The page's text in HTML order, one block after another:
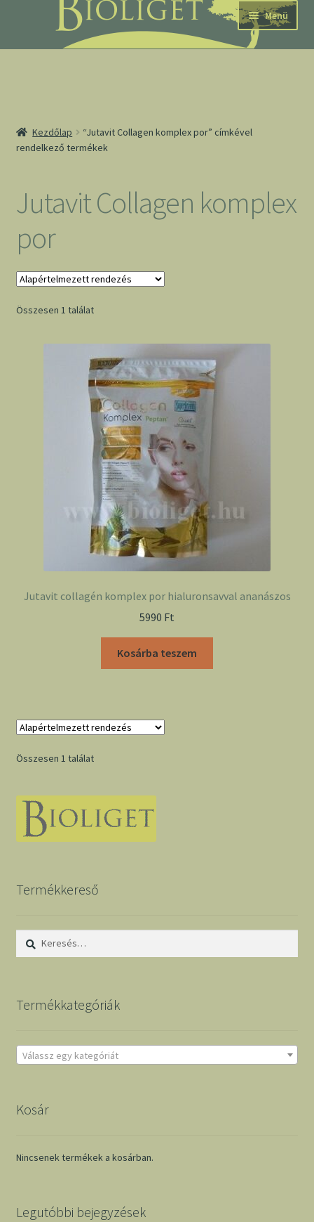
navigációhoz
tartalomba
Menü
Kezdőlap
“Jutavit Collagen komplex por” címkével
rendelkező termékek
Jutavit Collagen komplex
por
Összesen 1 találat
Jutavit collagén komplex por hialuronsavval ananászos
5990 Ft
Kosárba teszem
Összesen 1 találat
Termékkereső
Keresés:
Termékkategóriák
Válassz egy kategóriát
Kosár
Nincsenek termékek a kosárban.
Legutóbbi bejegyzések